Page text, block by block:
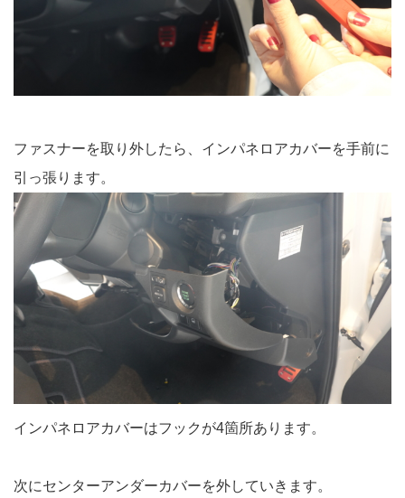
ファスナーを取り外したら、インパネロアカバーを手前に
引っ張ります。
インパネロアカバーはフックが4箇所あります。
次にセンターアンダーカバーを外していきます。